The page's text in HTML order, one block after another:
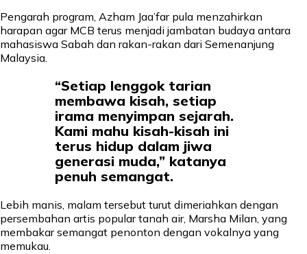
Pengarah program, Azham Jaa’far pula menzahirkan
harapan agar MCB terus menjadi jambatan budaya antara
mahasiswa Sabah dan rakan-rakan dari Semenanjung
Malaysia.
“Setiap lenggok tarian
membawa kisah, setiap
irama menyimpan sejarah.
Kami mahu kisah-kisah ini
terus hidup dalam jiwa
generasi muda,” katanya
penuh semangat.
Lebih manis, malam tersebut turut dimeriahkan dengan
persembahan artis popular tanah air, Marsha Milan, yang
membakar semangat penonton dengan vokalnya yang
memukau.